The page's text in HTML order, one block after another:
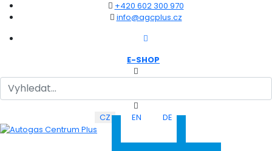
+420 602 300 970
info@agcplus.cz
E-SHOP
CZ EN DE
Klientská sekce Klientská sekce